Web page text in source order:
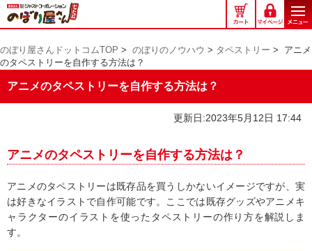
の
ぼ
屋
さ
ん
ム
のぼり屋さんドットコムTOP > のぼりのノウハウ > タペストリー > アニメ
のタペストリーを自作する方法は？
アニメのタペストリーを自作する方法は？
更新日:2023年5月12日 17:44
アニメのタペストリーを自作する方法は？
アニメのタペストリーは既存品を買うしかないイメージですが、実
は好きなイラストで自作可能です。ここでは既存グッズやアニメキ
ャラクターのイラストを使ったタペストリーの作り方を解説しま
す。